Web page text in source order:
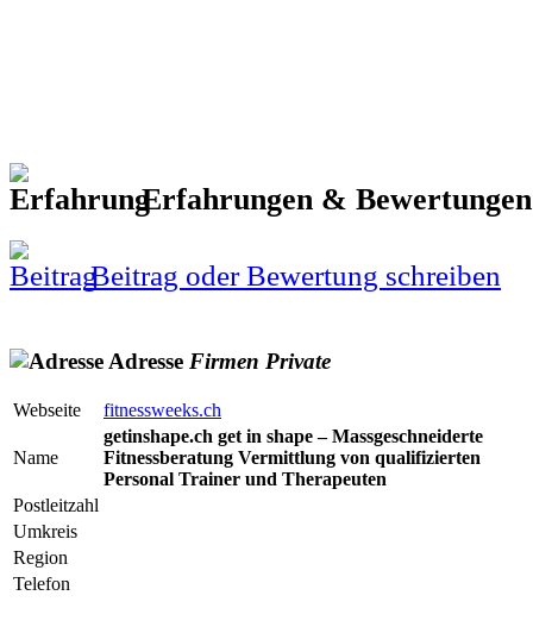
Erfahrungen &
Beitrag oder Bewertung schreiben
Adresse Firmen Private
Webseite fitnessweeks.ch
Name
getinshape.ch get in shape – Massgeschneiderte
Fitnessberatung Vermittlung von qualifizierten
Personal Trainer und Therapeuten
Postleitzahl
Umkreis
Region
Telefon